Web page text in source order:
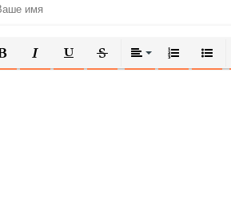
КУРСИВПОДЧЕРКНУТЫЙ
ЗАЧЕРКНУТЫЙВЫРАВНИВАНИЕ